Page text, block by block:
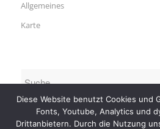
Allgemeines
Karte
Diese Website benutzt Cookies und
Fonts, Youtube, Analytics und
Drittanbietern. Durch die Nutzung